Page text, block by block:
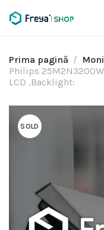
Prima pagină
Philips
LCD ,Backlight:
SOLD